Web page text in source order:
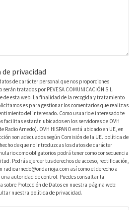
privacidad
de carácter personal que nos proporciones
tratados por PEVESA COMUNICACIÓN S.L.
de esta web. La finalidad de la recogida y tratamiento
es para gestionar los comentarios que realizas
del interesado. Como usuario e interesado te
facilitas estarán ubicados en los servidores de OVH
Radio Arnedo). OVH HISPANO está ubicado en UE, en
son adecuados según Comisión de la UE. política de
de que no introduzcas los datos de carácter
como obligatorios podrá tener como consecuencia
Podrás ejercer tus derechos de acceso, rectificación,
así como el derecho a
autoridad de control. Puedes consultar la
Protección de Datos en nuestra página web:
nuestra política de privacidad.